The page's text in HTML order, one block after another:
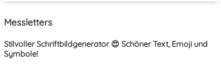
Messletters
Stilvoller Schriftbildgenerator 😍 Schöner Text, Emoji und
Symbole!